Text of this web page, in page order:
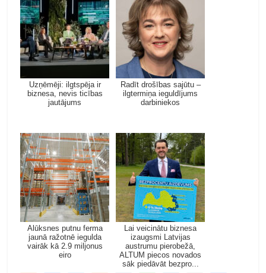
Uzņēmēji: ilgtspēja ir
biznesa, nevis ticības
jautājums
Radīt drošības sajūtu –
ilgtermiņa ieguldījums
darbiniekos
Alūksnes putnu ferma
jaunā ražotnē iegulda
vairāk kā 2.9 miljonus
eiro
Lai veicinātu biznesa
izaugsmi Latvijas
austrumu pierobežā,
ALTUM piecos novados
sāk piedāvāt bezpro...